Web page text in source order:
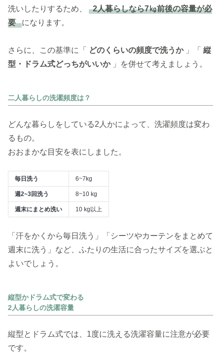
洗いしたりするため、
2人暮らしなら7㎏前後の容量が必
要 になります。
さらに、この基準に「 どのくらいの頻度で洗うか 」「 縦
型・ドラム式どっちがいいか 」を併せて考えましょう。
二人暮らしの洗濯頻度は？
どんな暮らしをしている2人かによって、洗濯頻度は変わ
るもの。
おおまかな目安を表にしました。
毎日洗う 6~7kg
週2~3回洗う 8~10 kg
週末にまとめ洗い 10 kg以上
「汗をかくから毎日洗う」「シーツやカーテンをまとめて
週末に洗う」など、ふたりの生活に合ったサイズを選ぶと
よいでしょう。
縦型かドラム式で変わる
2人暮らしの洗濯容量
縦型とドラム式では、1度に洗える洗濯容量に注意が必要
です。